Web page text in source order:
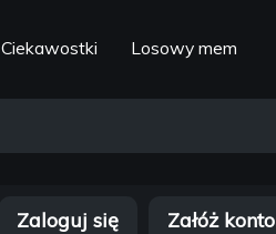
Ciekawostki Losowy mem
Zaloguj się Załóż konto